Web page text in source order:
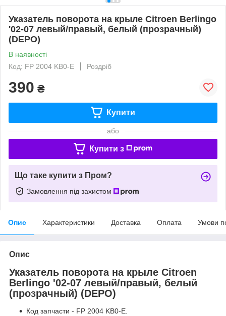
Указатель поворота на крыле Citroen Berlingo
'02-07 левый/правый, белый (прозрачный)
(DEPO)
В наявності
Код: FP 2004 KB0-E
Роздріб
390 ₴
Купити
або
Купити з
Що таке купити з Пром?
Замовлення під захистом
Опис Характеристики Доставка Оплата Умови
Опис
Указатель поворота на крыле Citroen
Berlingo '02-07 левый/правый, белый
(прозрачный) (DEPO)
Код запчасти - FP 2004 KB0-E.